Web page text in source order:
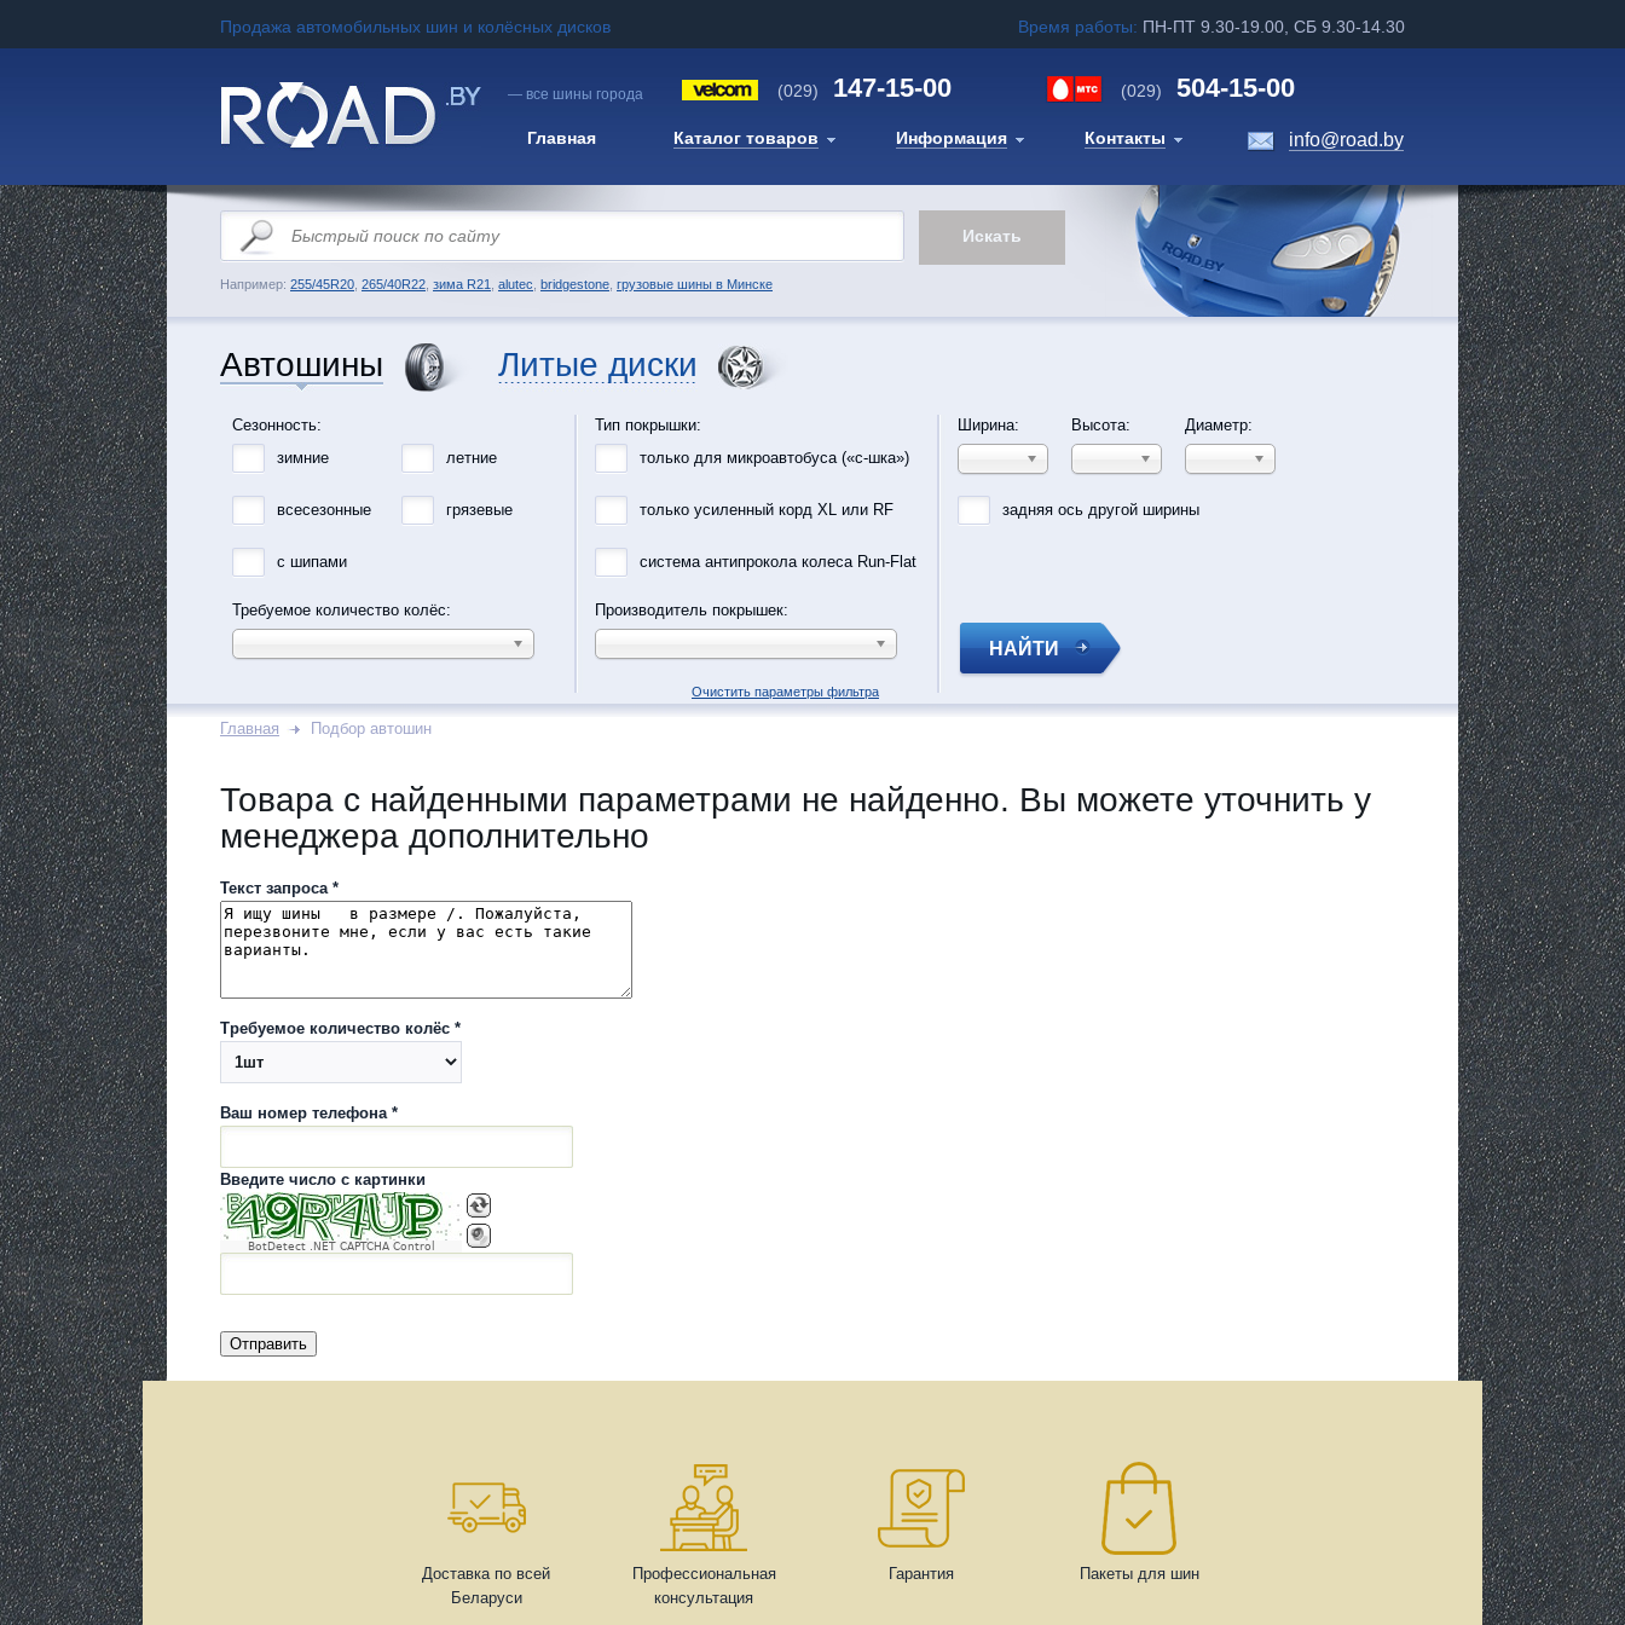
Продажа автомобильных шин и колёсных дисков Время работы: ПН-ПТ 9.30-19.00, СБ 9.30-14.30
— все шины города (029) 147-15-00 (029) 504-15-00
Главная Каталог товаров Информация Контакты info@road.by
Например: 255/45R20 265/40R22 зима R21 alutec bridgestone грузовые шины в Минске
Автошины Литые диски
Сезонность:
зимние
летние
всесезонные грязевые
с шипами
Требуемое количество колёс:
Тип покрышки:
только для микроавтобуса («с-шка»)
только усиленный корд XL или RF
система антипрокола колеса Run-Flat
Производитель покрышек:
Ширина: Высота: Диаметр:
задняя ось другой ширины
НАЙТИ
Очистить параметры фильтра
Главная Подбор автошин
Товара с найденными параметрами не найденно. Вы можете уточнить у
менеджера дополнительно
Текст запроса *
Требуемое количество колёс *
Ваш номер телефона *
Введите число с картинки
BotDetect .NET CAPTCHA Control
Доставка по всей
Беларуси
Профессиональная
консультация
Гарантия Пакеты для шин